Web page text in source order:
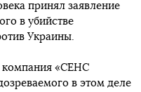
принял заявление
в убийстве
Украины.
компания «СЕНС
в этом деле